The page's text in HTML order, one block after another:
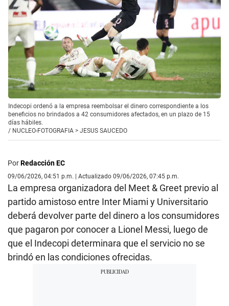
Indecopi ordenó a la empresa reembolsar el dinero correspondiente a los
beneficios no brindados a 42 consumidores afectados, en un plazo de 15
días hábiles.
/ NUCLEO-FOTOGRAFIA > JESUS SAUCEDO
PorRedacción EC
09/06/2026, 04:51 p.m. | Actualizado 09/06/2026, 07:45 p.m.
La empresa organizadora del Meet & Greet previo al
partido amistoso entre Inter Miami y Universitario
deberá devolver parte del dinero a los consumidores
que pagaron por conocer a Lionel Messi, luego de
que el Indecopi determinara que el servicio no se
brindó en las condiciones ofrecidas.